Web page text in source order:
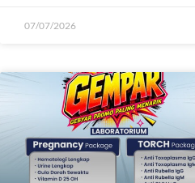
07/07/2026